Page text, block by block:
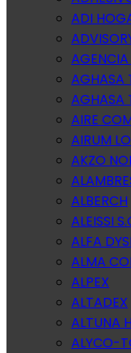
ADI
AGHASA
AGHASA
AIRE
AIRUM
AKZO
ALBERCH
ALEISSI
ALFA
ALMA
ALPEX
ALTADEX
ALTUNA
ALYCO-